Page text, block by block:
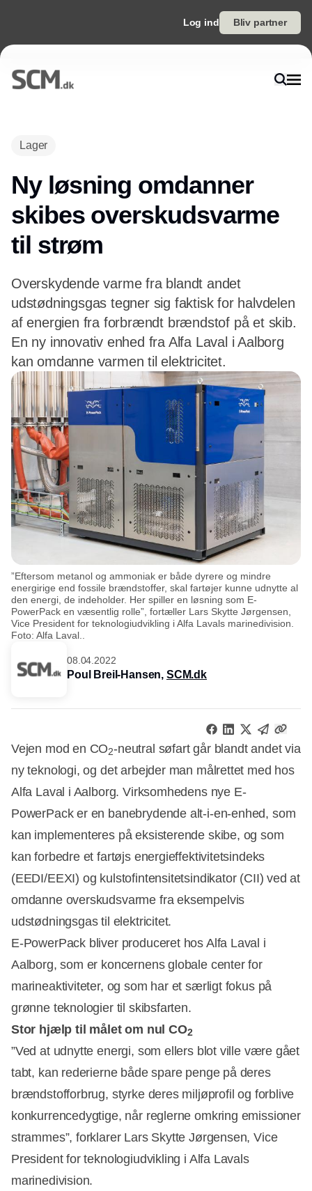
Log ind Bliv partner
Lager
Ny løsning omdanner
skibes overskudsvarme
til strøm
Overskydende varme fra blandt andet
udstødningsgas tegner sig faktisk for halvdelen
af energien fra forbrændt brændstof på et skib.
En ny innovativ enhed fra Alfa Laval i Aalborg
kan omdanne varmen til elektricitet.
”Eftersom metanol og ammoniak er både dyrere og mindre
energirige end fossile brændstoffer, skal fartøjer kunne udnytte al
den energi, de indeholder. Her spiller en løsning som E-
PowerPack en væsentlig rolle”, fortæller Lars Skytte Jørgensen,
Vice President for teknologiudvikling i Alfa Lavals marinedivision.
Foto: Alfa Laval..
08.04.2022
Poul Breil-Hansen, SCM.dk
Vejen mod en CO2-neutral søfart går blandt andet via
ny teknologi, og det arbejder man målrettet med hos
Alfa Laval i Aalborg. Virksomhedens nye E-
PowerPack er en banebrydende alt-i-en-enhed, som
kan implementeres på eksisterende skibe, og som
kan forbedre et fartøjs energieffektivitetsindeks
(EEDI/EEXI) og kulstofintensitetsindikator (CII) ved at
omdanne overskudsvarme fra eksempelvis
udstødningsgas til elektricitet.
E-PowerPack bliver produceret hos Alfa Laval i
Aalborg, som er koncernens globale center for
marineaktiviteter, og som har et særligt fokus på
grønne teknologier til skibsfarten.
Stor hjælp til målet om nul CO2
”Ved at udnytte energi, som ellers blot ville være gået
tabt, kan rederierne både spare penge på deres
brændstofforbrug, styrke deres miljøprofil og forblive
konkurrencedygtige, når reglerne omkring emissioner
strammes”, forklarer Lars Skytte Jørgensen, Vice
President for teknologiudvikling i Alfa Lavals
marinedivision.